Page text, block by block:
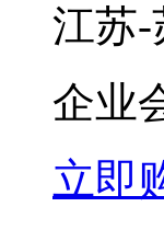
江苏-
企业
立即